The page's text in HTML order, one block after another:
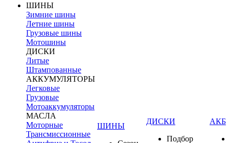
ШИНЫ
Зимние шины
Летние шины
Грузовые шины
Мотошины
ДИСКИ
Литые
Штампованные
АККУМУЛЯТОРЫ
Легковые
Грузовые
Мотоаккумуляторы
МАСЛА
Моторные
Трансмиссионные
ШИНЫ
ДИСКИ
Подбор
АКБ